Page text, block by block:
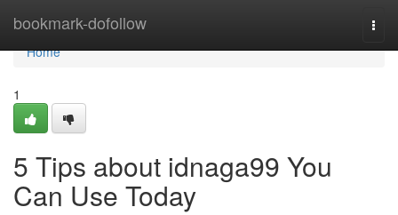
bookmark-dofollow
Home
Home
1
5 Tips about idnaga99 You
Can Use Today